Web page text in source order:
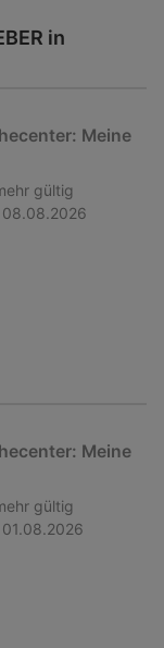
in
Meine
gültig
08.08.2026
Meine
gültig
01.08.2026